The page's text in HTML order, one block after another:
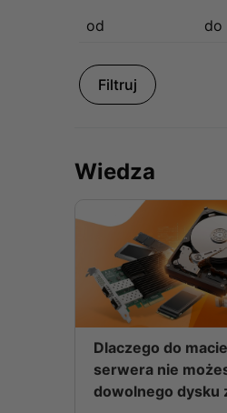
Filtruj
Wiedza
Dlaczego do
serwera nie
dowolnego dysku